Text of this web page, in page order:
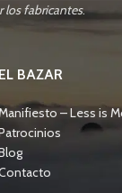
los fabricantes.
EL BAZAR
– Less is